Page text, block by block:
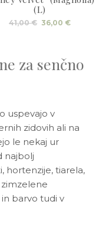
(L)
41,00€ Izvirna
cena
36,00 €Trenutna
za senčno
uspevajo v
zidovih ali na
le nekaj ur
najbolj
hortenzije, tiarela,
barvo tudi v